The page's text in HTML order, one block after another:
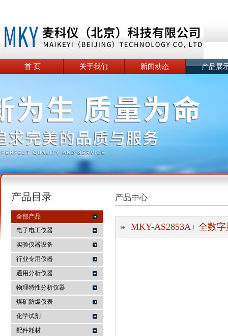
麦科仪（北京）科技有限公司
首 页 关于我们 新闻动态 产品展
产品目录
全部产品
电子电工仪器
实验仪器设备
行业专用仪器
通用分析仪器
物理特性分析仪器
煤矿防爆仪表
化学试剂
配件耗材
产品中心
MKY-AS2853A+ 全数